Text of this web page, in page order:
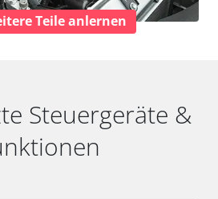
Teile anlernen
Steuergeräte &